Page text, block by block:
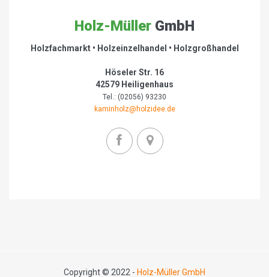
Holz-Müller GmbH
Holzfachmarkt • Holzeinzelhandel • Holzgroßhandel
Höseler Str. 16
42579 Heiligenhaus
Tel.: (02056) 93230
kaminholz@holzidee.de
Copyright © 2022 - Holz-Müller GmbH